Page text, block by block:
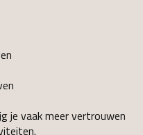
je vaak meer vertrouwen